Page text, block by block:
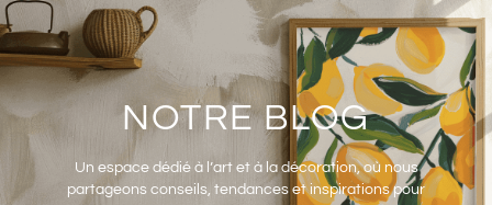
NOTRE BLOG
Un espace dédié à l’art et à la décoration, où nous
partageons conseils, tendances et inspirations pour